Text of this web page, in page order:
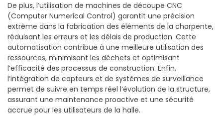
De plus, l’utilisation de machines de découpe CNC
(Computer Numerical Control) garantit une précision
extrême dans la fabrication des éléments de la charpente,
réduisant les erreurs et les délais de production. Cette
automatisation contribue à une meilleure utilisation des
ressources, minimisant les déchets et optimisant
l’efficacité des processus de construction. Enfin,
l’intégration de capteurs et de systèmes de surveillance
permet de suivre en temps réel l’évolution de la structure,
assurant une maintenance proactive et une sécurité
accrue pour les utilisateurs de la halle.